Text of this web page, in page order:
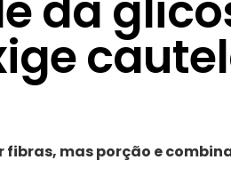
fibras, mas porção e